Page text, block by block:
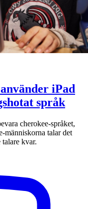
iPad
språk
cherokee-språket,
människorna talar det
kvar.